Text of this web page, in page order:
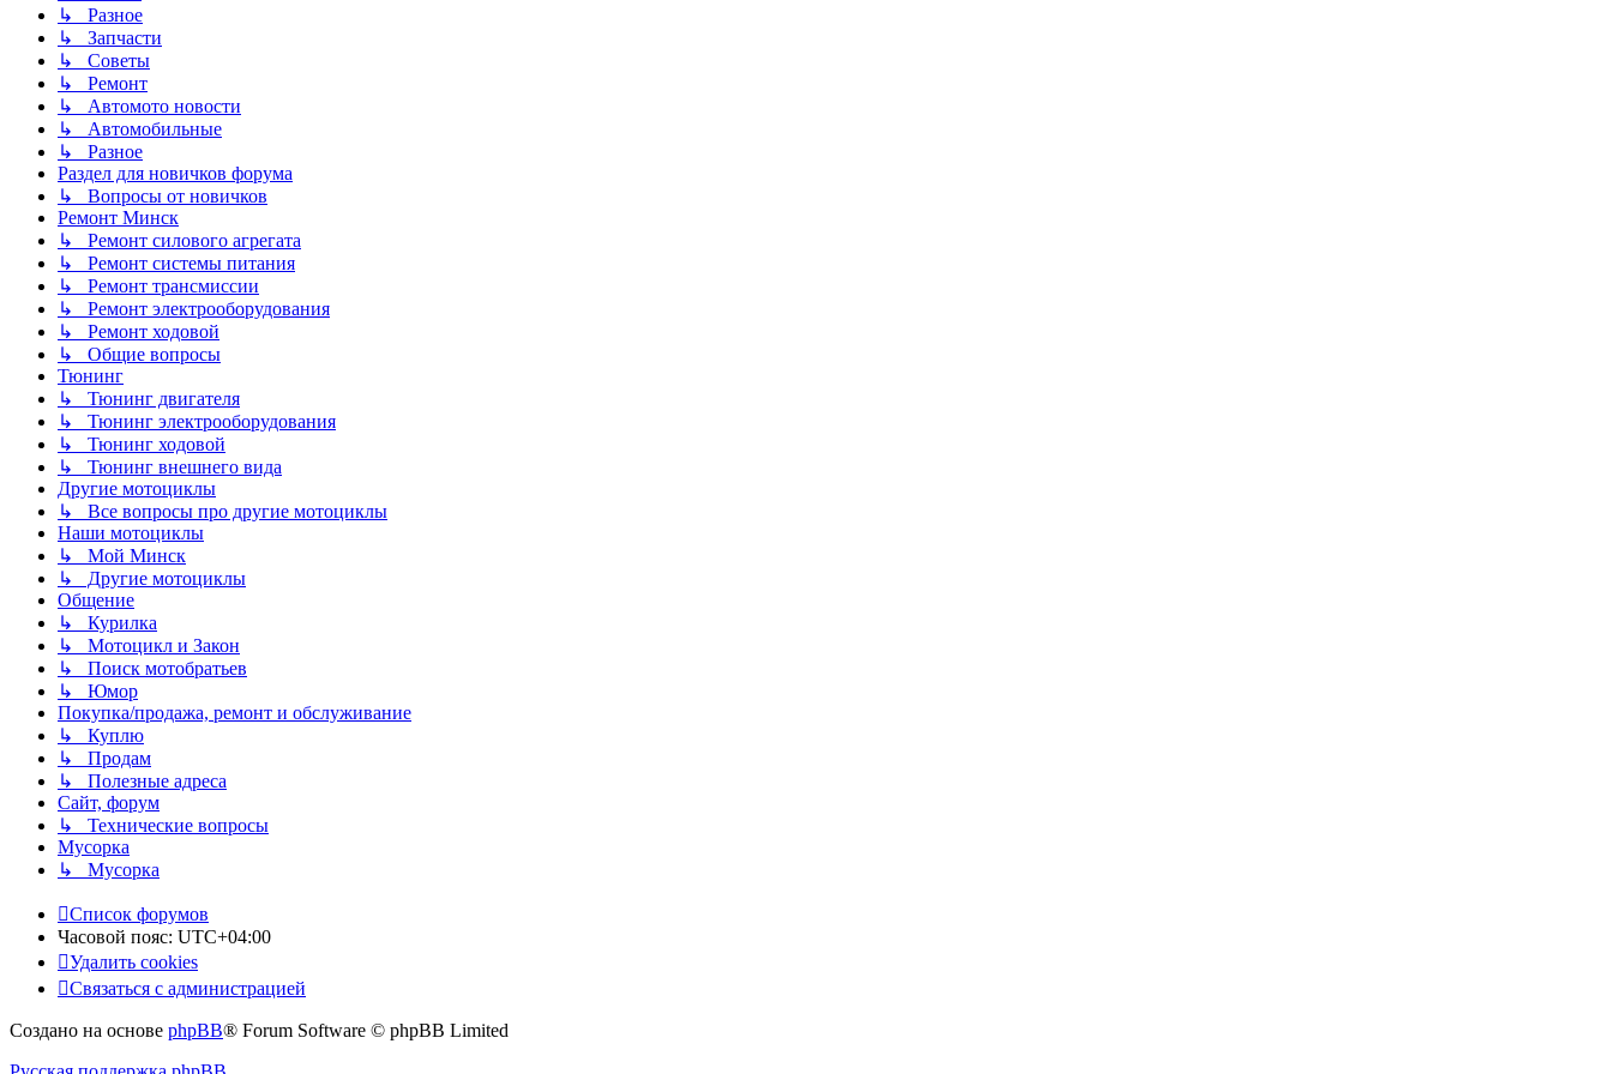
↳ Разное
↳ Запчасти
↳ Советы
↳ Ремонт
↳ Автомото новости
↳ Автомобильные
↳ Разное
Раздел для новичков форума
↳ Вопросы от новичков
Ремонт Минск
↳ Ремонт силового агрегата
↳ Ремонт системы питания
↳ Ремонт трансмиссии
↳ Ремонт электрооборудования
↳ Ремонт ходовой
↳ Общие вопросы
Тюнинг
↳ Тюнинг двигателя
↳ Тюнинг электрооборудования
↳ Тюнинг ходовой
↳ Тюнинг внешнего вида
Другие мотоциклы
↳ Все вопросы про другие мотоциклы
Наши мотоциклы
↳ Мой Минск
↳ Другие мотоциклы
Общение
↳ Курилка
↳ Мотоцикл и Закон
↳ Поиск мотобратьев
↳ Юмор
Покупка/продажа, ремонт и обслуживание
↳ Куплю
↳ Продам
↳ Полезные адреса
Сайт, форум
↳ Технические вопросы
Мусорка
↳ Мусорка
Список форумов
Часовой пояс: UTC+04:00
Удалить cookies
Связаться с администрацией
Создано на основе phpBB® Forum Software © phpBB Limited